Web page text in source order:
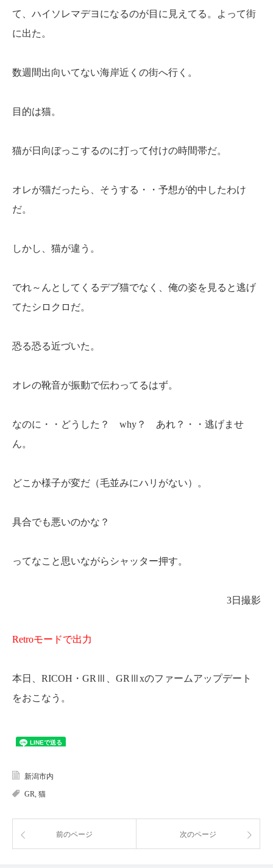
て、ハイソレマデヨになるのが目に見えてる。よって街
に出た。
数週間出向いてない海岸近くの街へ行く。
目的は猫。
猫が日向ぼっこするのに打って付けの時間帯だ。
オレが猫だったら、そうする・・予想が的中したわけ
だ。
しかし、猫が違う。
でれ～んとしてくるデブ猫でなく、俺の姿を見ると逃げ
てたシロクロだ。
恐る恐る近づいた。
オレの靴音が振動で伝わってるはず。
なのに・・どうした？ why？ あれ？・・逃げませ
ん。
どこか様子が変だ（毛並みにハリがない）。
具合でも悪いのかな？
ってなこと思いながらシャッター押す。
3日撮影
Retroモードで出力
本日、RICOH・GRⅢ、GRⅢxのファームアップデート
をおこなう。
新潟市内
GR, 猫
前のページ 次のページ